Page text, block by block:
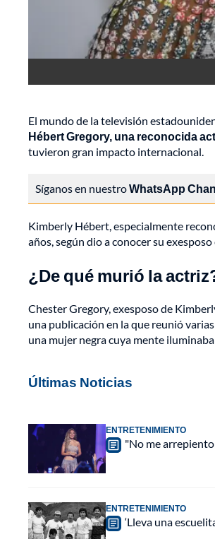
El mundo de la televisión
Hébert Gregory, una reconocida
tuvieron gran impacto internacional.
Síganos en nuestroWhatsApp
Kimberly Hébert, especialmente
años, según dio a conocer su
¿De qué murió la
Chester Gregory, exesposo de
una publicación en la que reunió
una mujer negra cuya mente
Últimas Noticias
ENTRETENIMIENTO
"No me
ENTRETENIMIENTO
‘Lleva una